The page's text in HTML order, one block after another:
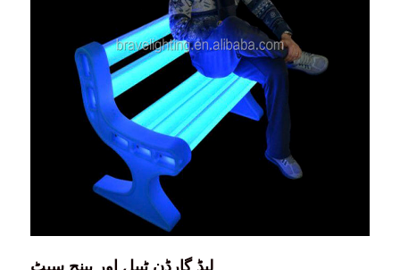
لیڈ گارڈن ٹیبل اور بینچ سیٹ